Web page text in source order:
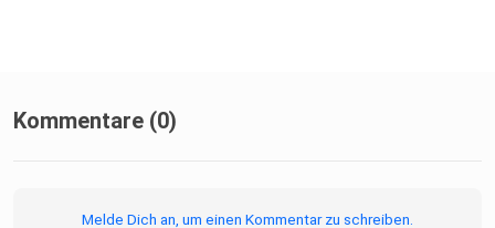
Kommentare (0)
Melde Dich an, um einen Kommentar zu schreiben.